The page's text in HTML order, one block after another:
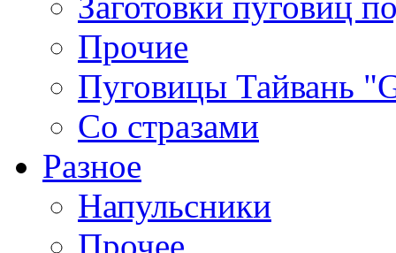
Прочие
Пуговицы Тайвань
Со стразами
Разное
Напульсники
Прочее